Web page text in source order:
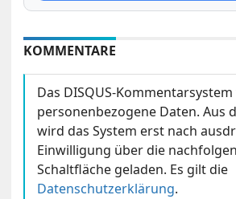
KOMMENTARE
Das DISQUS-
personenbezogene Daten. Aus
wird das System erst nach
Einwilligung über die
Schaltfläche geladen. Es gilt die
Datenschutzerklärung.